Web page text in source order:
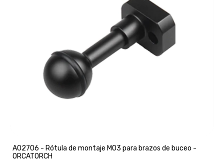
A02706 - Rótula de montaje M03 para brazos de buceo -
ORCATORCH